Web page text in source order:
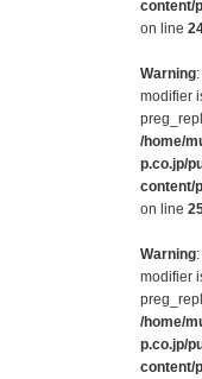
content/
on line
Warning
modifier
/home/
p.co.jp/
content/
on line
Warning
modifier
/home/
p.co.jp/
content/